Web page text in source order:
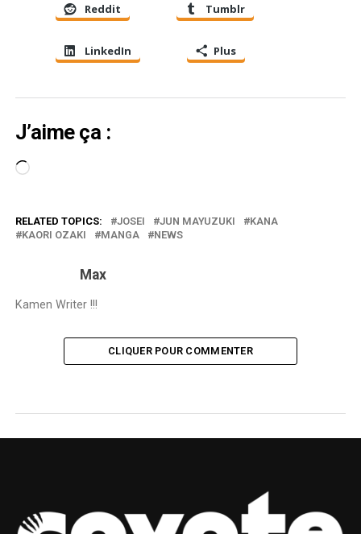
Reddit Tumblr
LinkedIn Plus
J’aime ça :
Chargement…
RELATED TOPICS: JOSEI JUN MAYUZUKI
KANA
KAORI OZAKI
MANGA NEWS
Max
Kamen Writer !!!
CLIQUER POUR COMMENTER